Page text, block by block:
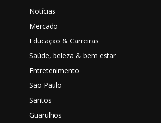
Notícias
Mercado
Educação & Carreiras
Saúde, beleza & bem estar
Entretenimento
São Paulo
Santos
Guarulhos